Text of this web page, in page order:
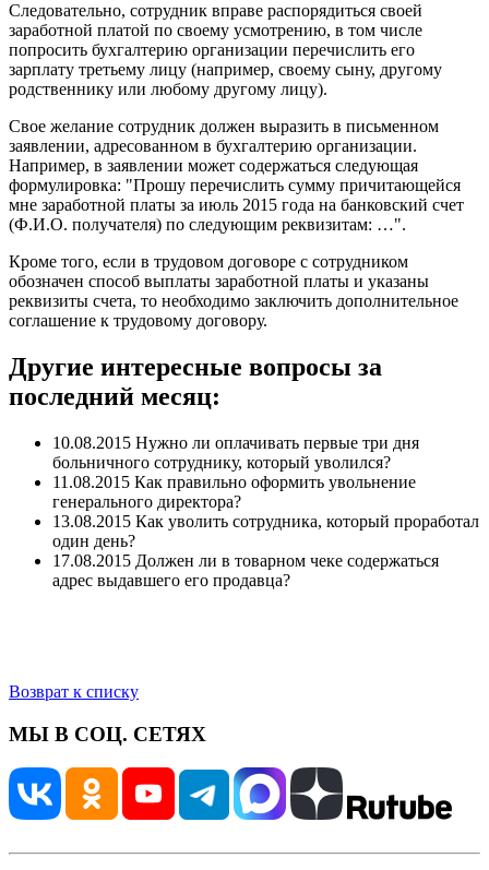
Следовательно, сотрудник вправе распорядиться своей
заработной платой по своему усмотрению, в том числе
попросить бухгалтерию организации перечислить его
зарплату третьему лицу (например, своему сыну, другому
родственнику или любому другому лицу).
Свое желание сотрудник должен выразить в письменном
заявлении, адресованном в бухгалтерию организации.
Например, в заявлении может содержаться следующая
формулировка: "Прошу перечислить сумму причитающейся
мне заработной платы за июль 2015 года на банковский счет
(Ф.И.О. получателя) по следующим реквизитам: …".
Кроме того, если в трудовом договоре с сотрудником
обозначен способ выплаты заработной платы и указаны
реквизиты счета, то необходимо заключить дополнительное
соглашение к трудовому договору.
Другие интересные вопросы за
последний месяц:
10.08.2015 Нужно ли оплачивать первые три дня
больничного сотруднику, который уволился?
11.08.2015 Как правильно оформить увольнение
генерального директора?
13.08.2015 Как уволить сотрудника, который проработал
один день?
17.08.2015 Должен ли в товарном чеке содержаться
адрес выдавшего его продавца?
Возврат к списку
МЫ В СОЦ. СЕТЯХ